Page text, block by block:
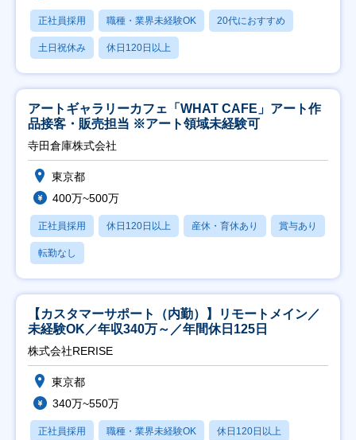
正社員採用 職種・業界未経験OK 20代におすすめ
土日祝休み 休日120日以上
アートギャラリーカフェ「WHAT CAFE」アート作
品接客・販売担当 ※アート領域未経験可
寺田倉庫株式会社
東京都
400万~500万
正社員採用 休日120日以上 産休・育休あり 賞与あり
転勤なし
【カスタマーサポート（内勤）】リモートメイン／
未経験OK／年収340万～／年間休日125日
株式会社RERISE
東京都
340万~550万
正社員採用 職種・業界未経験OK 休日120日以上